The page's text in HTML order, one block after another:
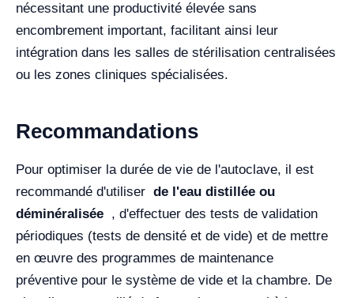
nécessitant une productivité élevée sans
encombrement important, facilitant ainsi leur
intégration dans les salles de stérilisation centralisées
ou les zones cliniques spécialisées.
Recommandations
Pour optimiser la durée de vie de l'autoclave, il est
recommandé d'utiliser de l'eau distillée ou
déminéralisée , d'effectuer des tests de validation
périodiques (tests de densité et de vide) et de mettre
en œuvre des programmes de maintenance
préventive pour le système de vide et la chambre. De